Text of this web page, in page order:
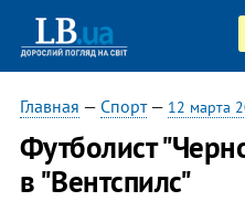
Главная — Спорт— 12 марта
Футболист
в "Вентспилс"